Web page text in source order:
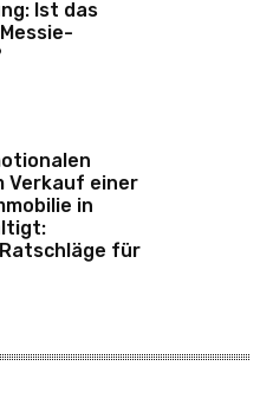
Ist das
Verkauf einer
in
für